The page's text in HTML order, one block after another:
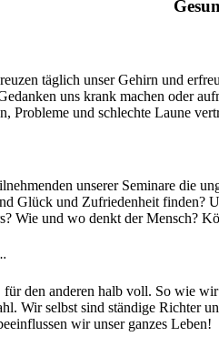
täglich unser Gehirn und
uns krank machen oder
Probleme und schlechte Laune
unserer Seminare die
Glück und Zufriedenheit finden?
Wie und wo denkt der Mensch?
für den anderen halb voll. So wie
Wir selbst sind ständige Richter
wir unser ganzes Leben!